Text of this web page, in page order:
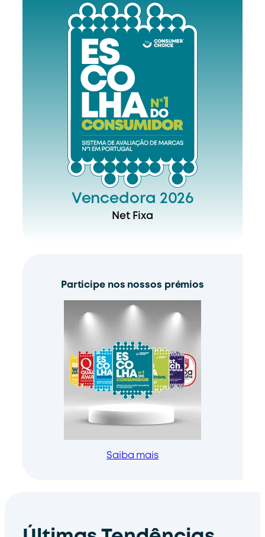
Vencedora 2026
Net Fixa
Participe nos nossos prémios
Saiba mais